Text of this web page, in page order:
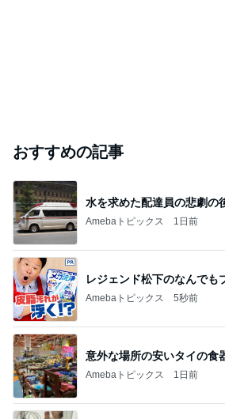
おすすめの記事
水を求めた配達員の悲劇の
Amebaトピックス 1日前
レジェンド松下のなんでも
Amebaトピックス 5秒前
意外な場所の安いタイの食
Amebaトピックス 1日前